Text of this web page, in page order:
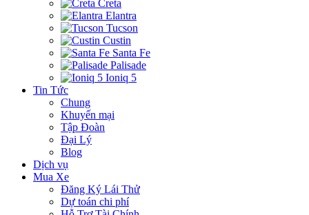
Creta
Elantra
Tucson
Custin
Santa Fe
Palisade
Ioniq 5
Tin Tức
Chung
Khuyến mại
Tập Đoàn
Đại Lý
Blog
Dịch vụ
Mua Xe
Đăng Ký Lái Thử
Dự toán chi phí